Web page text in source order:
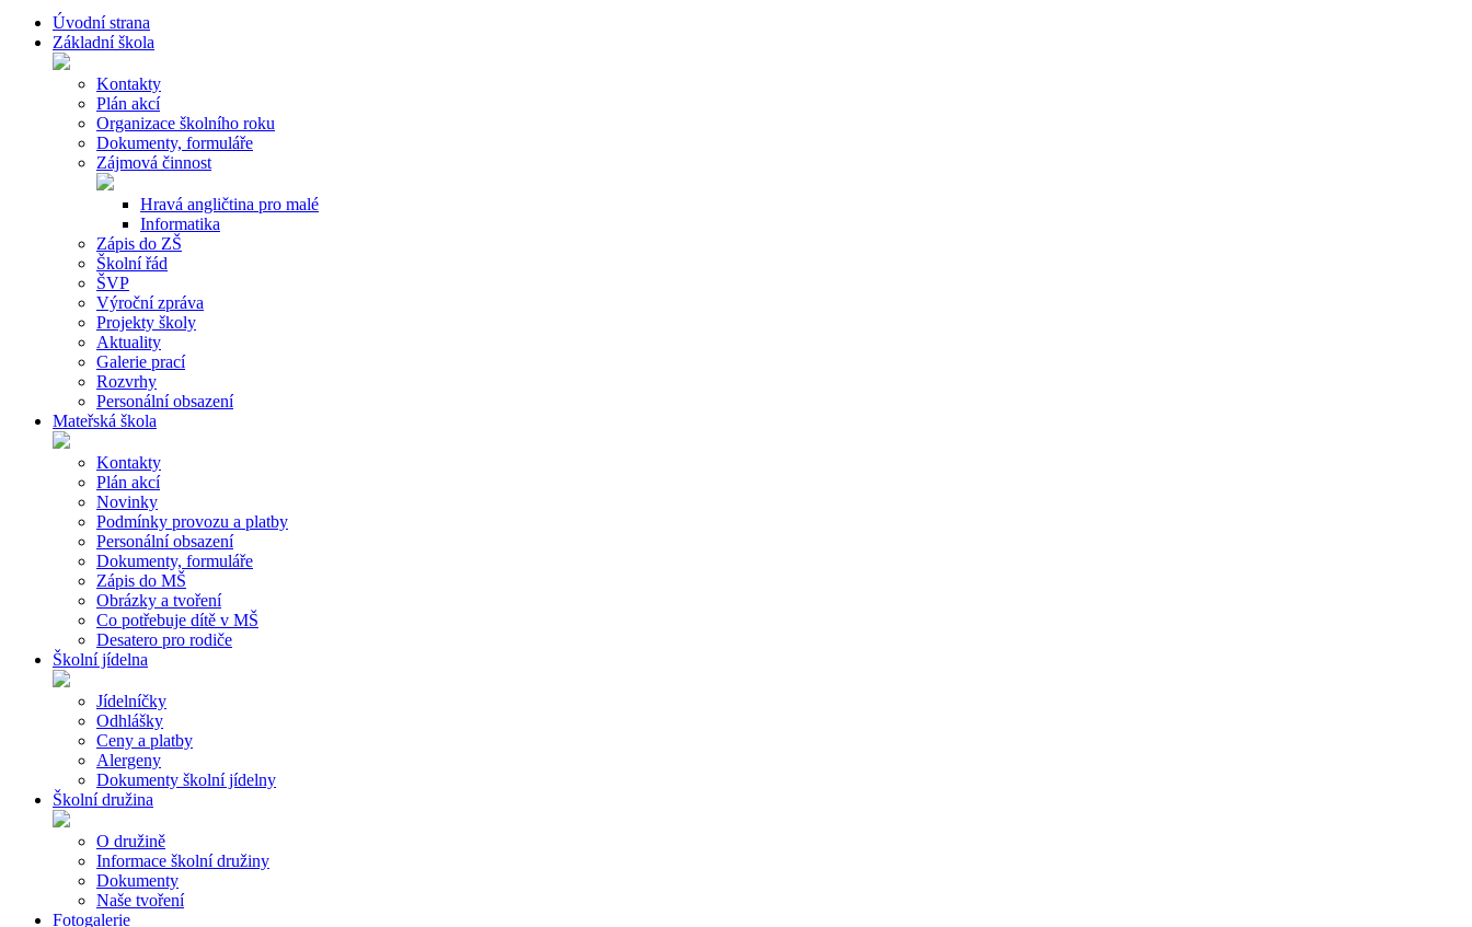
Úvodní strana
Základní škola
Kontakty
Plán akcí
Organizace školního roku
Dokumenty, formuláře
Zájmová činnost
Hravá angličtina pro malé
Informatika
Zápis do ZŠ
Školní řád
ŠVP
Výroční zpráva
Projekty školy
Aktuality
Galerie prací
Rozvrhy
Personální obsazení
Mateřská škola
Kontakty
Plán akcí
Novinky
Podmínky provozu a platby
Personální obsazení
Dokumenty, formuláře
Zápis do MŠ
Obrázky a tvoření
Co potřebuje dítě v MŠ
Desatero pro rodiče
Školní jídelna
Jídelníčky
Odhlášky
Ceny a platby
Alergeny
Dokumenty školní jídelny
Školní družina
O družině
Informace školní družiny
Dokumenty
Naše tvoření
Fotogalerie